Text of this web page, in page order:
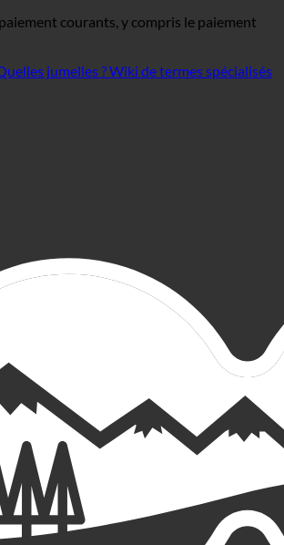
courants, y compris le paiement
jumelles ?Wiki de termes spécialisés